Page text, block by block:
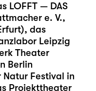
LOFFT — DAS
e. V.,
das
Leipzig
Theater
Berlin
Natur Festival in
Projekttheater